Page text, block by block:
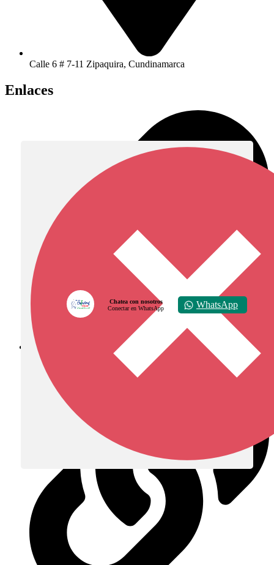
Calle 6 # 7-11 Zipaquira, Cundinamarca
Enlaces
Diócesis de Zipaquirá
Chatea con nosotros
Conectar en WhatsApp
WhatsApp